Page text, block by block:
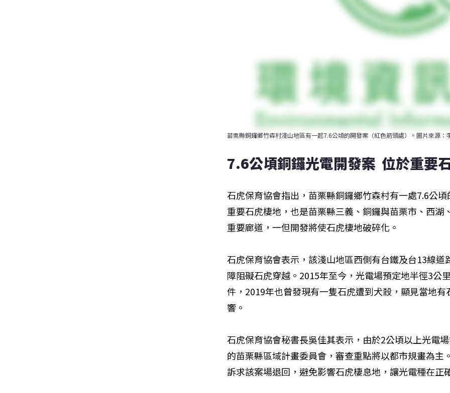
苗栗縣銅鑼鄉竹森村淺山地區有一起7.6公頃的開發案（紅色箭頭處）。圖片來源：
7.6公頃銅鑼光電開發案  位於重要
石虎保育協會指出，苗栗縣銅鑼鄉竹森村有一處7.6公
重要石虎棲地，也是苗栗縣三義、銅鑼與苗栗市、西湖
重要廊道，一但開發將使石虎棲地破碎化。
石虎保育協會表示，該淺山地區西側有台鐵及台13線
障阻礙石虎穿越。2015年至今，光電場預定地半徑3公
件，2019年也曾發現有一隻石虎遭到犬殺，顯見當地
響。
石虎保育協會秘書長吳佳其表示，由於2公頃以上光電
的苗栗縣區域計畫委員會，審查重點將以都市規畫為主
訴求該案場退回，避免影響石虎棲息地，讓光電種在正